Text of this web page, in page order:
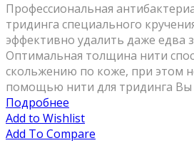
Профессиональная
тридинга специального
эффективно удалить даже едва
Оптимальная толщина нити
скольжению по коже, при этом
помощью нити для тридинга Вы
Подробнее
Add to Wishlist
Add To Compare